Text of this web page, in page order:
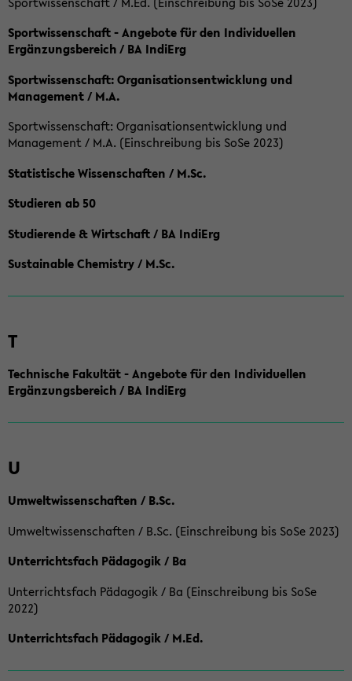
Sportwissenschaft - Angebote für den Individuellen
Ergänzungsbereich / BA IndiErg
Sportwissenschaft: Organisationsentwicklung und
Management / M.A.
Sportwissenschaft: Organisationsentwicklung und
Management / M.A. (Einschreibung bis SoSe 2023)
Statistische Wissenschaften / M.Sc.
Studieren ab 50
Studierende & Wirtschaft / BA IndiErg
Sustainable Chemistry / M.Sc.
T
Technische Fakultät - Angebote für den Individuellen
Ergänzungsbereich / BA IndiErg
U
Umweltwissenschaften / B.Sc.
Umweltwissenschaften / B.Sc. (Einschreibung bis SoSe 2023)
Unterrichtsfach Pädagogik / Ba
Unterrichtsfach Pädagogik / Ba (Einschreibung bis SoSe
2022)
Unterrichtsfach Pädagogik / M.Ed.